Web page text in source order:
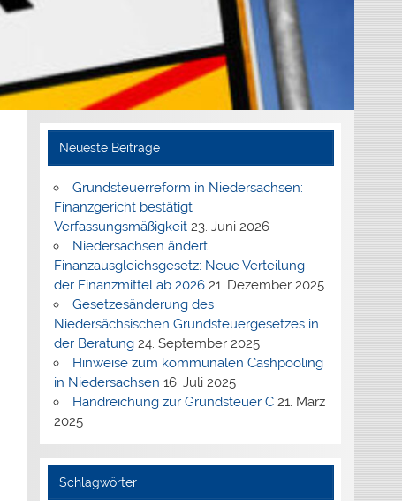
Neueste Beiträge
Grundsteuerreform in Niedersachsen:
Finanzgericht bestätigt
Verfassungsmäßigkeit 23. Juni 2026
Niedersachsen ändert
Finanzausgleichsgesetz: Neue Verteilung
der Finanzmittel ab 2026 21. Dezember 2025
Gesetzesänderung des
Niedersächsischen Grundsteuergesetzes in
der Beratung 24. September 2025
Hinweise zum kommunalen Cashpooling
in Niedersachsen 16. Juli 2025
Handreichung zur Grundsteuer C 21. März
2025
Schlagwörter